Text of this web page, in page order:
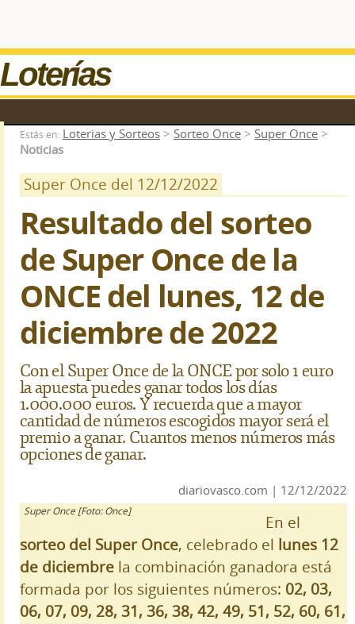
Loterías
Estás en: Loterias y Sorteos > Sorteo Once > Super Once >
Noticias
Super Once del 12/12/2022
Resultado del sorteo
de Super Once de la
ONCE del lunes, 12 de
diciembre de 2022
Con el Super Once de la ONCE por solo 1 euro
la apuesta puedes ganar todos los días
1.000.000 euros. Y recuerda que a mayor
cantidad de números escogidos mayor será el
premio a ganar. Cuantos menos números más
opciones de ganar.
diariovasco.com | 12/12/2022
Super Once [Foto: Once]
En el
sorteo del Super Once, celebrado el lunes 12
de diciembre la combinación ganadora está
formada por los siguientes números: 02, 03,
06, 07, 09, 28, 31, 36, 38, 42, 49, 51, 52, 60, 61,